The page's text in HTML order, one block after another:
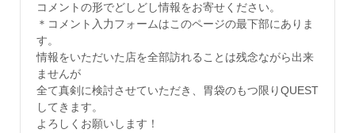
コメントの形でどしどし情報をお寄せください。
＊コメント入力フォームはこのページの最下部にありま
す。
情報をいただいた店を全部訪れることは残念ながら出来
ませんが
全て真剣に検討させていただき、胃袋のもつ限りQUEST
してきます。
よろしくお願いします！